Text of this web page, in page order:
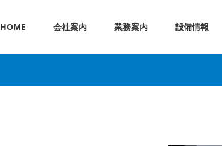
HOME 会社案内 業務案内 設備情報